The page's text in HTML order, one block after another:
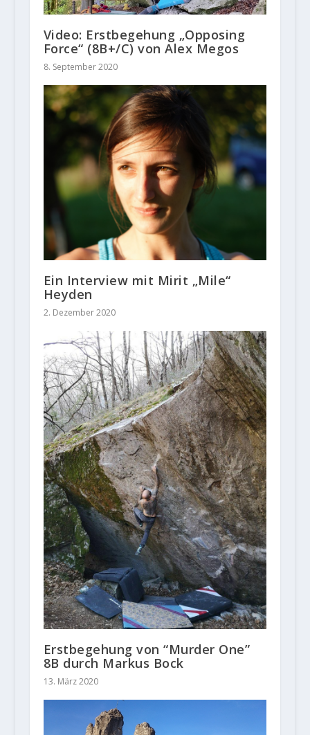
Video: Erstbegehung „Opposing
Force“ (8B+/C) von Alex Megos
8. September 2020
Ein Interview mit Mirit „Mile“
Heyden
2. Dezember 2020
Erstbegehung von “Murder One”
8B durch Markus Bock
13. März 2020